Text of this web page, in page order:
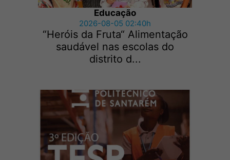
Educação
2026-08-05 02:40h
“Heróis da Fruta“ Alimentação
saudável nas escolas do
distrito d...